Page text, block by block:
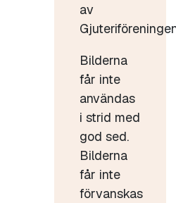
av
Bilderna
får inte
användas
i strid med
god sed.
Bilderna
får inte
förvanskas